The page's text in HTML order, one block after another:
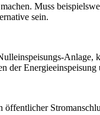
Muss
sein.
Anlage,
der Energieeinspeisung